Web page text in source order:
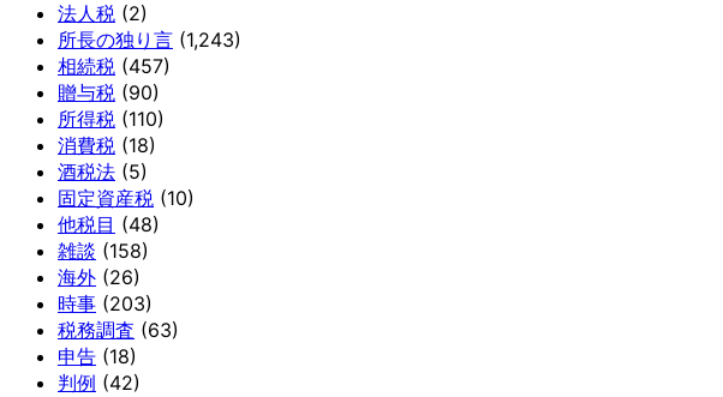
法人税 (2)
所長の独り言 (1,243)
相続税 (457)
贈与税 (90)
所得税 (110)
消費税 (18)
酒税法 (5)
固定資産税 (10)
他税目 (48)
雑談 (158)
海外 (26)
時事 (203)
税務調査 (63)
申告 (18)
判例 (42)